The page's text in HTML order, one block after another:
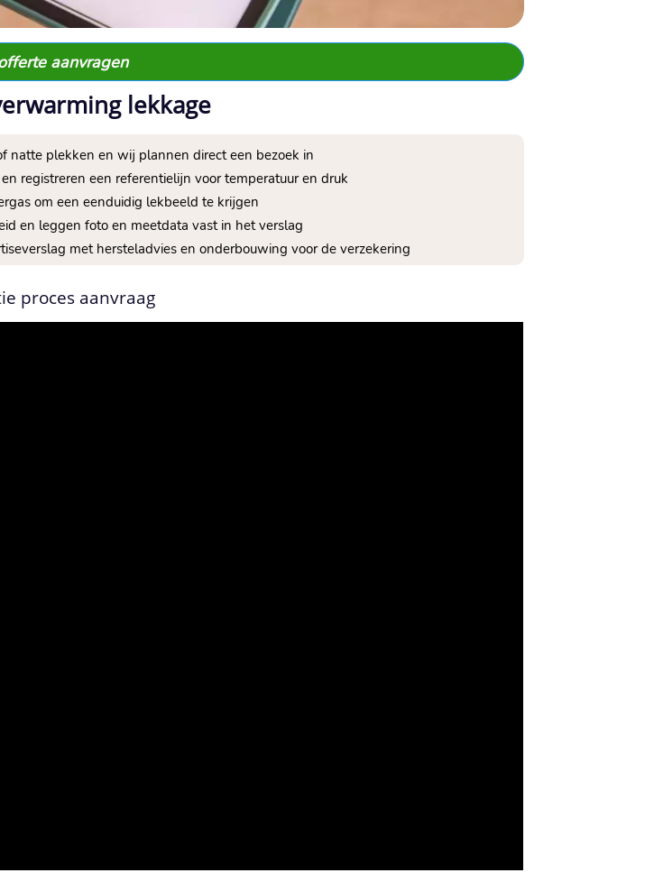
aanvragen
lekkage
natte plekken en wij plannen direct een bezoek in
registreren een referentielijn voor temperatuur en druk
om een eenduidig lekbeeld te krijgen
en leggen foto en meetdata vast in het verslag
met hersteladvies en onderbouwing voor de verzekering
proces aanvraag